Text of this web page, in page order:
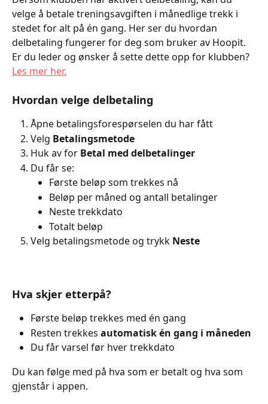
velge å betale treningsavgiften i månedlige trekk i
stedet for alt på én gang. Her ser du hvordan
delbetaling fungerer for deg som bruker av Hoopit.
Er du leder og ønsker å sette dette opp for klubben?
Les mer her.
Hvordan velge delbetaling
Åpne betalingsforespørselen du har fått
Velg Betalingsmetode
Huk av for Betal med delbetalinger
Du får se:
Første beløp som trekkes nå
Beløp per måned og antall betalinger
Neste trekkdato
Totalt beløp
Velg betalingsmetode og trykk Neste
Hva skjer etterpå?
Første beløp trekkes med én gang
Resten trekkes automatisk én gang i måneden
Du får varsel før hver trekkdato
Du kan følge med på hva som er betalt og hva som
gjenstår i appen.